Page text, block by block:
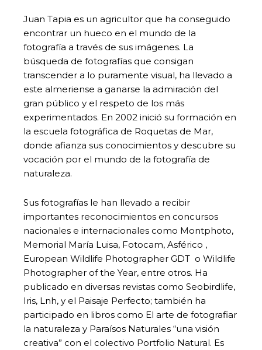
Juan Tapia es un agricultor que ha conseguido
encontrar un hueco en el mundo de la
fotografía a través de sus imágenes. La
búsqueda de fotografías que consigan
transcender a lo puramente visual, ha llevado a
este almeriense a ganarse la admiración del
gran público y el respeto de los más
experimentados. En 2002 inició su formación en
la escuela fotográfica de Roquetas de Mar,
donde afianza sus conocimientos y descubre su
vocación por el mundo de la fotografía de
naturaleza.
Sus fotografías le han llevado a recibir
importantes reconocimientos en concursos
nacionales e internacionales como Montphoto,
Memorial María Luisa, Fotocam, Asférico ,
European Wildlife Photographer GDT o Wildlife
Photographer of the Year, entre otros. Ha
publicado en diversas revistas como Seobirdlife,
Iris, Lnh, y el Paisaje Perfecto; también ha
participado en libros como El arte de fotografiar
la naturaleza y Paraísos Naturales “una visión
creativa” con el colectivo Portfolio Natural. Es